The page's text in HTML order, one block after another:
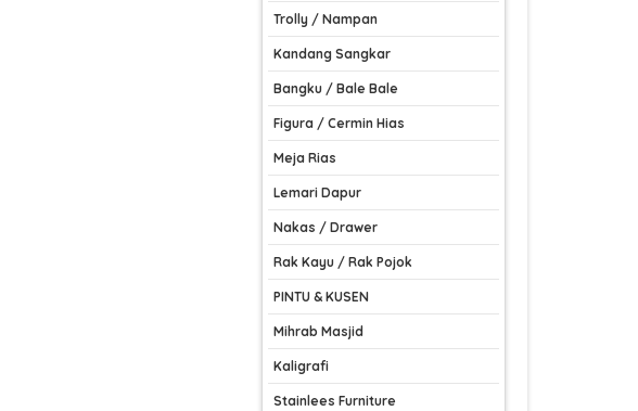
Trolly / Nampan
Kandang Sangkar
Bangku / Bale Bale
Figura / Cermin Hias
Meja Rias
Lemari Dapur
Nakas / Drawer
Rak Kayu / Rak Pojok
PINTU & KUSEN
Mihrab Masjid
Kaligrafi
Stainlees Furniture